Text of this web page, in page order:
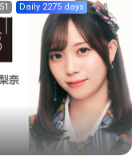
Daily 2275 days